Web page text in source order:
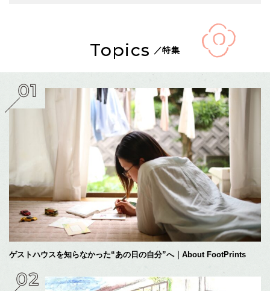
Topics ／特集
ゲストハウスを知らなかった“あの日の自分”へ｜About FootPrints